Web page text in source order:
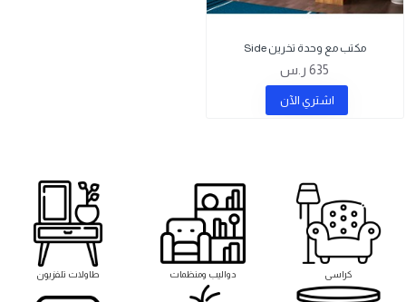
مكتب مع وحدة تخرين Side
635 ر.س
اشتري اﻵن
كراسى دواليب ومنظمات طاولات تلفزيون